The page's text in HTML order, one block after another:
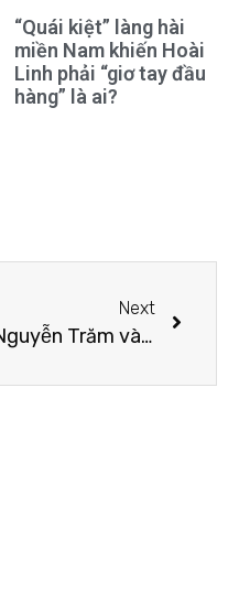
“Quái kiệt” làng hài
miền Nam khiến Hoài
Linh phải “giơ tay đầu
hàng” là ai?
Next
Nguyễn Trăm và “máu” yêu Áo Dài làm nên Hoa Khôi Áo Dài TPHCM 2019